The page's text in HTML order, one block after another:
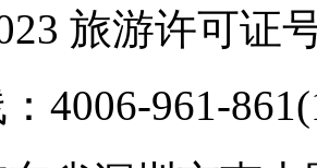
旅游许可证
4006-961-